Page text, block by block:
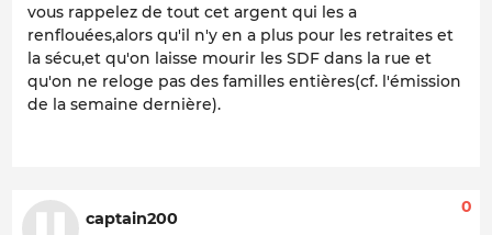
vous rappelez de tout cet argent qui les a
renflouées,alors qu'il n'y en a plus pour les retraites et
la sécu,et qu'on laisse mourir les SDF dans la rue et
qu'on ne reloge pas des familles entières(cf. l'émission
de la semaine dernière).
captain200
0